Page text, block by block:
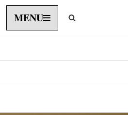
MENU